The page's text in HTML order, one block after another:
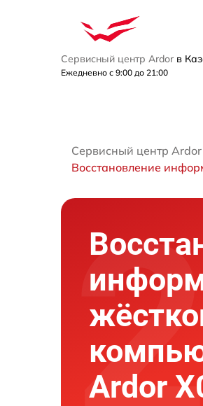
Сервисный центр Ardor в
Ежедневно с 9:00 до 21:00
Сервисный центр Ardor
Восстановление
Ardor